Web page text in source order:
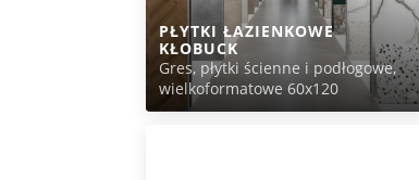
PŁYTKI ŁAZIENKOWE
KŁOBUCK
Gres, płytki ścienne i podłogowe,
wielkoformatowe 60x120